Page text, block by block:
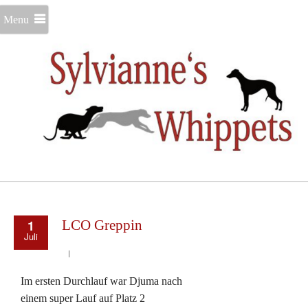
Menu
1
Juli
LCO Greppin
Im ersten Durchlauf war Djuma nach
einem super Lauf auf Platz 2